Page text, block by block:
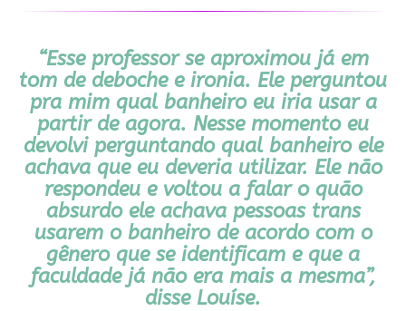
“Esse professor se aproximou já em
tom de deboche e ironia. Ele perguntou
pra mim qual banheiro eu iria usar a
partir de agora. Nesse momento eu
devolvi perguntando qual banheiro ele
achava que eu deveria utilizar. Ele não
respondeu e voltou a falar o quão
absurdo ele achava pessoas trans
usarem o banheiro de acordo com o
gênero que se identificam e que a
faculdade já não era mais a mesma”,
disse Louíse.